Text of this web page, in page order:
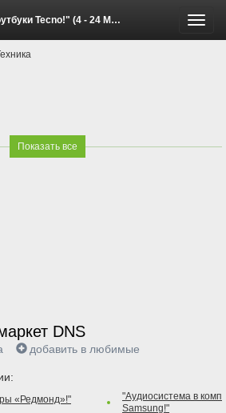
Tecno!" (4 - 24 Мая 2026)
Показать все
DNS
добавить в любимые
«Редмонд»!"
"Аудиосистема в
Samsung!"